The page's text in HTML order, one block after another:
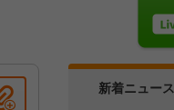
新着ニュース